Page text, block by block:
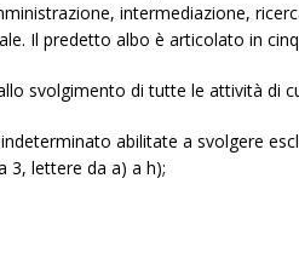
intermediazione,
Il predetto albo è articolato in
svolgimento di tutte le attività di
abilitate a svolgere
3, lettere da a) a h);